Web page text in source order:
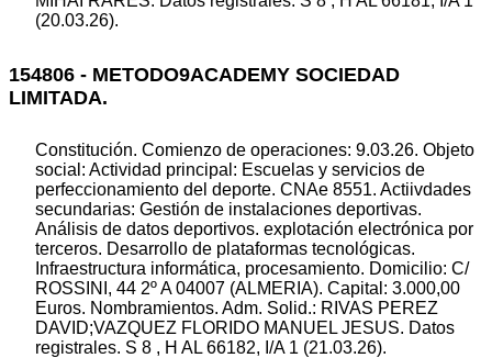
(20.03.26).
154806 - METODO9ACADEMY SOCIEDAD
LIMITADA.
Constitución. Comienzo de operaciones: 9.03.26. Objeto
social: Actividad principal: Escuelas y servicios de
perfeccionamiento del deporte. CNAe 8551. Actiivdades
secundarias: Gestión de instalaciones deportivas.
Análisis de datos deportivos. explotación electrónica por
terceros. Desarrollo de plataformas tecnológicas.
Infraestructura informática, procesamiento. Domicilio: C/
ROSSINI, 44 2º A 04007 (ALMERIA). Capital: 3.000,00
Euros. Nombramientos. Adm. Solid.: RIVAS PEREZ
DAVID;VAZQUEZ FLORIDO MANUEL JESUS. Datos
registrales. S 8 , H AL 66182, I/A 1 (21.03.26).